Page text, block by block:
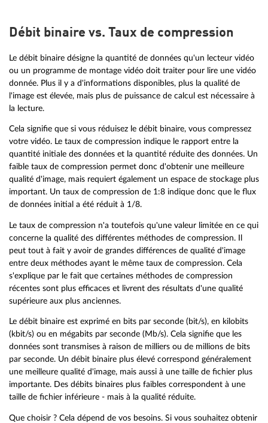
Débit binaire vs. Taux de compression
Le débit binaire désigne la quantité de données qu'un lecteur vidéo
ou un programme de montage vidéo doit traiter pour lire une vidéo
donnée. Plus il y a d'informations disponibles, plus la qualité de
l'image est élevée, mais plus de puissance de calcul est nécessaire à
la lecture.
Cela signifie que si vous réduisez le débit binaire, vous compressez
votre vidéo. Le taux de compression indique le rapport entre la
quantité initiale des données et la quantité réduite des données. Un
faible taux de compression permet donc d'obtenir une meilleure
qualité d'image, mais requiert également un espace de stockage plus
important. Un taux de compression de 1:8 indique donc que le flux
de données initial a été réduit à 1/8.
Le taux de compression n'a toutefois qu'une valeur limitée en ce qui
concerne la qualité des différentes méthodes de compression. Il
peut tout à fait y avoir de grandes différences de qualité d'image
entre deux méthodes ayant le même taux de compression. Cela
s'explique par le fait que certaines méthodes de compression
récentes sont plus efficaces et livrent des résultats d'une qualité
supérieure aux plus anciennes.
Le débit binaire est exprimé en bits par seconde (bit/s), en kilobits
(kbit/s) ou en mégabits par seconde (Mb/s). Cela signifie que les
données sont transmises à raison de milliers ou de millions de bits
par seconde. Un débit binaire plus élevé correspond généralement
une meilleure qualité d'image, mais aussi à une taille de fichier plus
importante. Des débits binaires plus faibles correspondent à une
taille de fichier inférieure - mais à la qualité réduite.
Que choisir ? Cela dépend de vos besoins. Si vous souhaitez obtenir